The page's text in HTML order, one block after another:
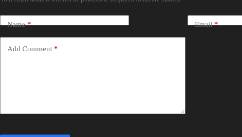
Name* Email*
Add Comment *